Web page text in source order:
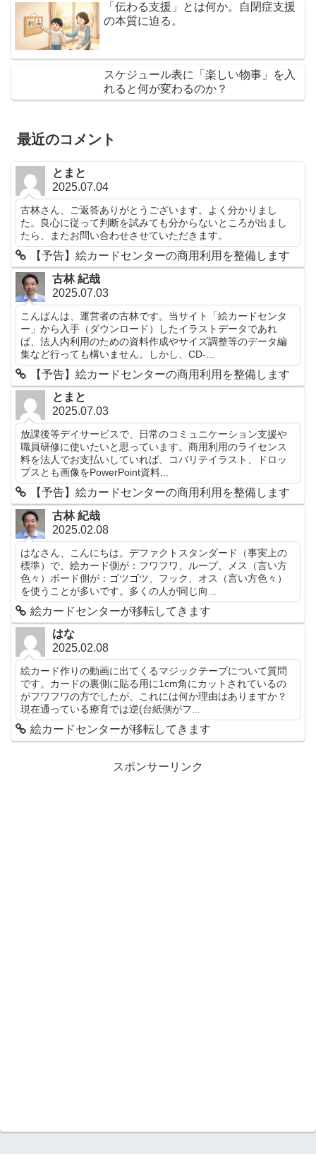
「伝わる支援」とは何か。自閉症支援
の本質に迫る。
スケジュール表に「楽しい物事」を入
れると何が変わるのか？
最近のコメント
とまと
2025.07.04
古林さん、ご返答ありがとうございます。よく分かりまし
た。良心に従って判断を試みても分からないところが出まし
たら、またお問い合わせさせていただきます。
【予告】絵カードセンターの商用利用を整備します
古林 紀哉
2025.07.03
こんばんは、運営者の古林です。当サイト「絵カードセンタ
ー」から入手（ダウンロード）したイラストデータであれ
ば、法人内利用のための資料作成やサイズ調整等のデータ編
集など行っても構いません。しかし、CD-...
【予告】絵カードセンターの商用利用を整備します
とまと
2025.07.03
放課後等デイサービスで、日常のコミュニケーション支援や
職員研修に使いたいと思っています。商用利用のライセンス
料を法人でお支払いしていれば、コバリテイラスト、ドロッ
プスとも画像をPowerPoint資料...
【予告】絵カードセンターの商用利用を整備します
古林 紀哉
2025.02.08
はなさん、こんにちは。デファクトスタンダード（事実上の
標準）で、絵カード側が：フワフワ、ループ、メス（言い方
色々）ボード側が：ゴツゴツ、フック、オス（言い方色々）
を使うことが多いです。多くの人が同じ向...
絵カードセンターが移転してきます
はな
2025.02.08
絵カード作りの動画に出てくるマジックテープについて質問
です。カードの裏側に貼る用に1cm角にカットされているの
がフワフワの方でしたが、これには何か理由はありますか？
現在通っている療育では逆(台紙側がフ...
絵カードセンターが移転してきます
スポンサーリンク